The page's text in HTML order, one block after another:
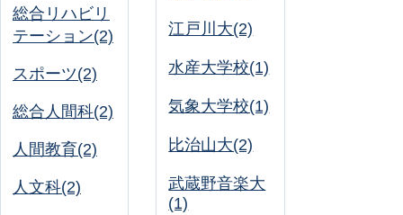
総合リハビリ
テーション(2)
スポーツ(2)
総合人間科(2)
人間教育(2)
人文科(2)
江戸川大(2)
水産大学校(1)
気象大学校(1)
比治山大(2)
武蔵野音楽大
(1)